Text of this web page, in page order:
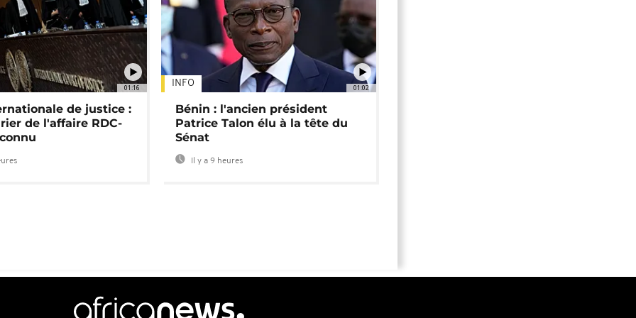
01:16
de justice :
de l'affaire RDC-
01:02
INFO
Bénin : l'ancien président
Patrice Talon élu à la tête du
Sénat
Il y a 9 heures